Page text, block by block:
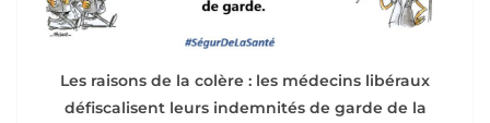
Les raisons de la colère : les médecins libéraux
défiscalisent leurs indemnités de garde de la